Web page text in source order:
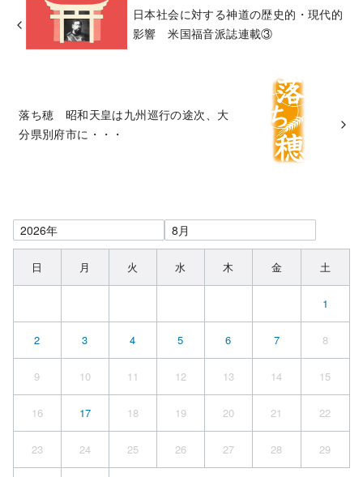
日本社会に対する神道の歴史的・現代的
影響 米国福音派誌連載③
落ち穂 昭和天皇は九州巡行の途次、大
分県別府市に・・・
日 月 火 水 木 金 土
1
2 3 4 5 6 7 8
9 10 11 12 13 14 15
16 17 18 19 20 21 22
23 24 25 26 27 28 29